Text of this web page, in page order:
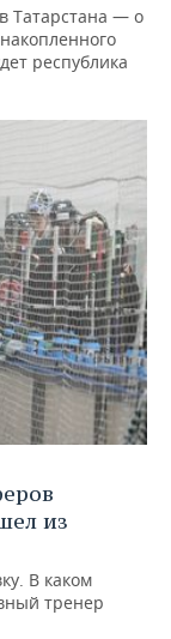
Татарстана — о
республика
из
В каком
тренер